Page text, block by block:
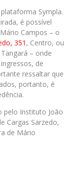
Sympla.
é possível
Campos – o
351 , Centro, ou
– onde
de
ressaltar que
portanto, é
pelo Instituto João
Cargas Sarzedo,
de Mário